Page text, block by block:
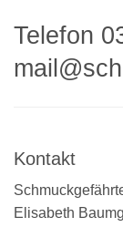
Telefon
Kontakt
Elisabeth